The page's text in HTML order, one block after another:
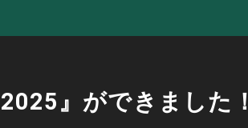
』ができました！